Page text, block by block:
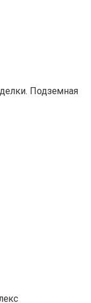
Подземная